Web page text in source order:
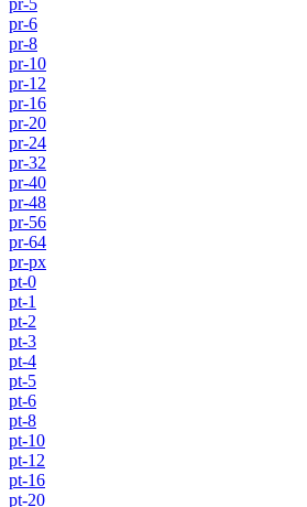
pr-6
pr-8
pr-10
pr-12
pr-16
pr-20
pr-24
pr-32
pr-40
pr-48
pr-56
pr-64
pr-px
pt-0
pt-1
pt-2
pt-3
pt-4
pt-5
pt-6
pt-8
pt-10
pt-12
pt-16
pt-20